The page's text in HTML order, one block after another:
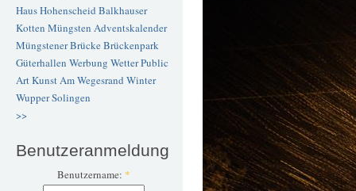
Haus Hohenscheid Balkhauser
Kotten Müngsten Adventskalender
Müngstener BrückeBrückenpark
Güterhallen Werbung WetterPublic
ArtKunstAm Wegesrand Winter
WupperSolingen
>>
Benutzeranmeldung
Benutzername: *